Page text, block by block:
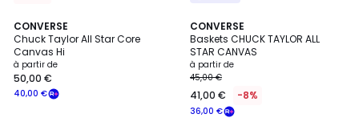
CONVERSE
Chuck Taylor All Star Core
Canvas Hi
Prix
à
partir
à partir de
40,00 €
50,00 €
4,8
/ 5
6
Couleurs
CONVERSE
Baskets CHUCK TAYLOR ALL
STAR CANVAS
à partir de
36,00 €
45,00 €
41,00 € -8%
4,7
/ 5
6
Couleurs